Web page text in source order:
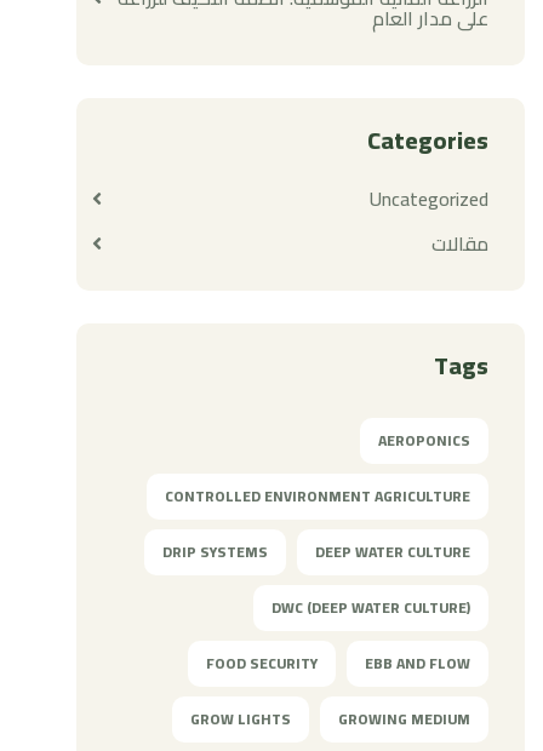
على مدار العام
Categories
Uncategorized
مقالات
Tags
AEROPONICS
CONTROLLED ENVIRONMENT AGRICULTURE
DEEP WATER CULTURE
DRIP SYSTEMS
DWC (DEEP WATER CULTURE)
EBB AND FLOW
FOOD SECURITY
GROWING MEDIUM
GROW LIGHTS